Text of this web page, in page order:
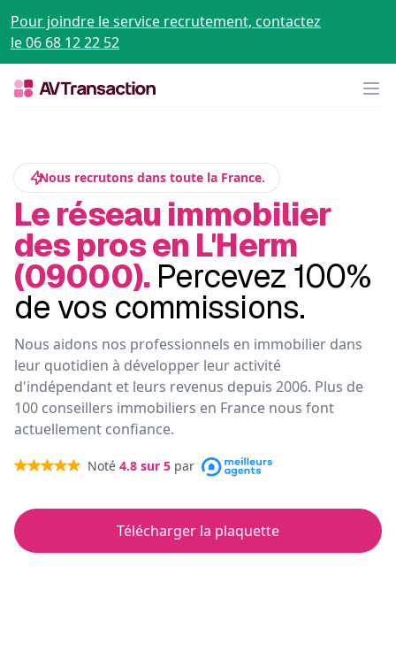
Pour joindre le service recrutement, contactez
le 06 68 12 22 52
Nous recrutons dans toute la France.
Le réseau immobilier
des pros en L'Herm
(09000). Percevez 100%
de vos commissions.
Nous aidons nos professionnels en immobilier dans
leur quotidien à développer leur activité
d'indépendant et leurs revenus depuis 2006. Plus de
100 conseillers immobiliers en France nous font
actuellement confiance.
Noté 4.8 sur 5 par
Télécharger la plaquette